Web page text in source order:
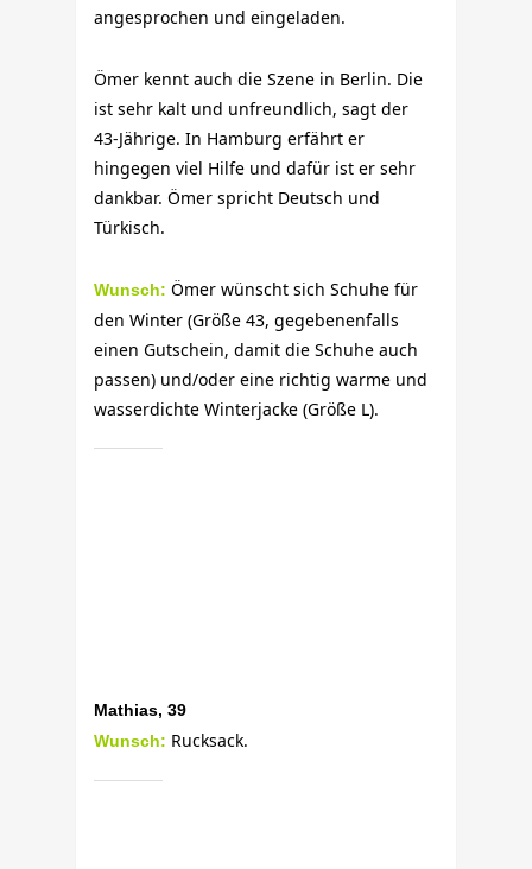
angesprochen und eingeladen.
Ömer kennt auch die Szene in Berlin. Die
ist sehr kalt und unfreundlich, sagt der
43-Jährige. In Hamburg erfährt er
hingegen viel Hilfe und dafür ist er sehr
dankbar. Ömer spricht Deutsch und
Türkisch.
Wunsch: Ömer wünscht sich Schuhe für
den Winter (Größe 43, gegebenenfalls
einen Gutschein, damit die Schuhe auch
passen) und/oder eine richtig warme und
wasserdichte Winterjacke (Größe L).
Mathias, 39
Wunsch: Rucksack.